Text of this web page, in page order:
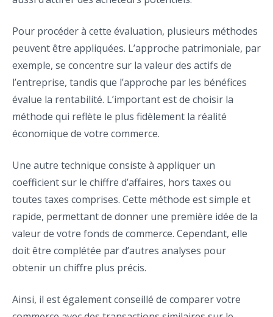
Pour procéder à cette évaluation, plusieurs méthodes
peuvent être appliquées. L’approche patrimoniale, par
exemple, se concentre sur la valeur des actifs de
l’entreprise, tandis que l’approche par les bénéfices
évalue la rentabilité. L’important est de choisir la
méthode qui reflète le plus fidèlement la réalité
économique de votre commerce.
Une autre technique consiste à appliquer un
coefficient sur le chiffre d’affaires, hors taxes ou
toutes taxes comprises. Cette méthode est simple et
rapide, permettant de donner une première idée de la
valeur de votre fonds de commerce. Cependant, elle
doit être complétée par d’autres analyses pour
obtenir un chiffre plus précis.
Ainsi, il est également conseillé de comparer votre